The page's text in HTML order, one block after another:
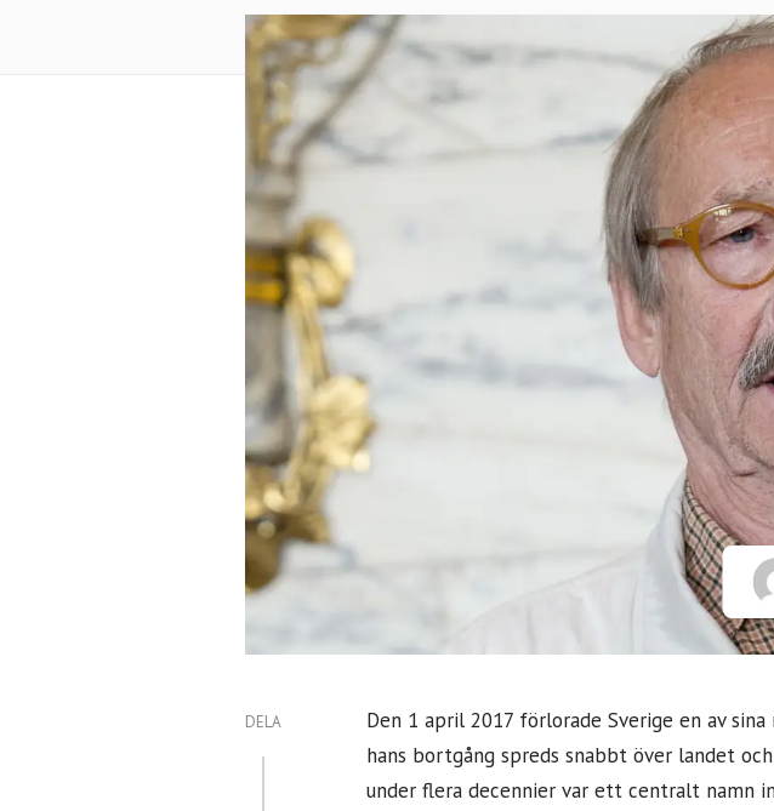
DELA
Den 1 april 2017 förlorade Sverige en av
hans bortgång spreds snabbt över landet
under flera decennier var ett centralt namn